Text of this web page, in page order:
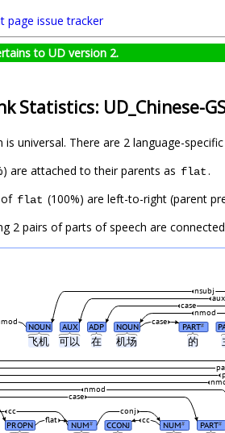
page issue tracker
to UD version 2.
Statistics: UD_Chinese-
is universal. There are 2 language-
are attached to their parents as flat.
of flat (100%) are left-to-right (parent
2 pairs of parts of speech are
飞机 可以 在 机场 的
NOUN AUX ADP NOUN PART#
case
nmod
case
aux
nsubj
PROPN NUM# CCONJ NUM# PART#
cc
flat
cc conj
case
nmod